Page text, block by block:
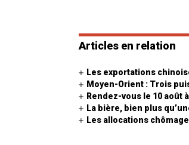
Articles en relation
Les exportations
Moyen-Orient : Trois
Rendez-vous le 10 août
La bière, bien plus
Les allocations